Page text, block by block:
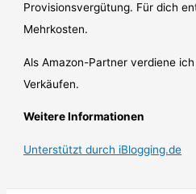
Provisionsvergütung. Für dich
Mehrkosten.
Als Amazon-Partner verdiene
Verkäufen.
Weitere Informationen
Unterstützt durch iBlogging.de